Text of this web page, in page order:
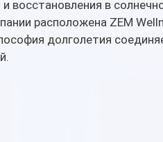
восстановления в
расположена ZEM
долголетия